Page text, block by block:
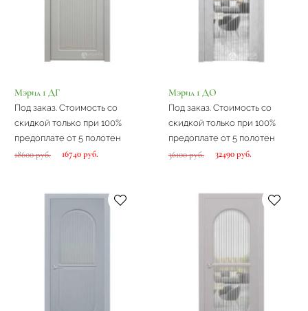
Мэрил 1 ДГ
Под заказ. Стоимость со
скидкой только при 100%
предоплате от 5 полотен
18600 руб. 16740 руб.
Мэрил 1 ДО
Под заказ. Стоимость со
скидкой только при 100%
предоплате от 5 полотен
36100 руб. 32490 руб.